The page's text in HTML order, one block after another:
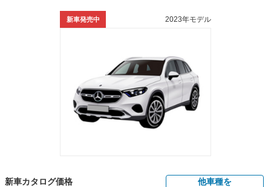
新車発売中 2023年モデル
新車カタログ価格
他車種を